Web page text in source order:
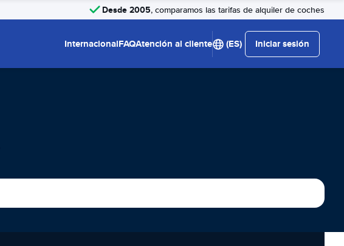
Desde 2005, comparamos las tarifas de alquiler de coches
InternacionalFAQAtención al cliente (ES) Iniciar sesión